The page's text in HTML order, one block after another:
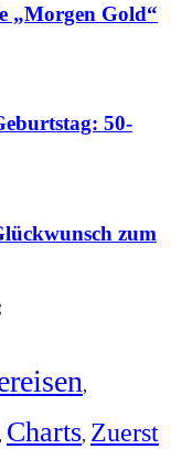
„Morgen Gold“
50-
zum
,
, Charts, Zuerst